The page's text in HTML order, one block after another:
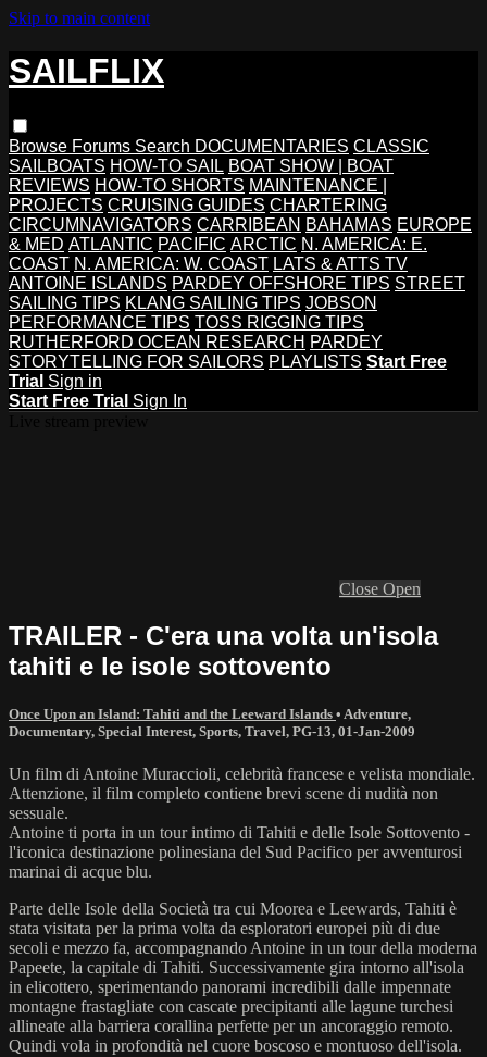
Skip to main content
SAILFLIX
Browse Forums Search DOCUMENTARIES CLASSIC
SAILBOATS HOW-TO SAIL BOAT SHOW | BOAT
REVIEWS HOW-TO SHORTS MAINTENANCE |
PROJECTS CRUISING GUIDES CHARTERING
CIRCUMNAVIGATORS CARRIBEAN BAHAMAS EUROPE
& MED ATLANTIC PACIFIC ARCTIC N. AMERICA: E.
COAST N. AMERICA: W. COAST LATS & ATTS TV
ANTOINE ISLANDS PARDEY OFFSHORE TIPS STREET
SAILING TIPS KLANG SAILING TIPS JOBSON
PERFORMANCE TIPS TOSS RIGGING TIPS
RUTHERFORD OCEAN RESEARCH PARDEY
STORYTELLING FOR SAILORS PLAYLISTS Start Free
Trial Sign in
Start Free Trial Sign In
Close Open
TRAILER - C'era una volta un'isola
tahiti e le isole sottovento
Once Upon an Island: Tahiti and the Leeward Islands • Adventure,
Documentary, Special Interest, Sports, Travel, PG-13, 01-Jan-2009
Un film di Antoine Muraccioli, celebrità francese e velista mondiale.
Attenzione, il film completo contiene brevi scene di nudità non
sessuale.
Antoine ti porta in un tour intimo di Tahiti e delle Isole Sottovento -
l'iconica destinazione polinesiana del Sud Pacifico per avventurosi
marinai di acque blu.
Parte delle Isole della Società tra cui Moorea e Leewards, Tahiti è
stata visitata per la prima volta da esploratori europei più di due
secoli e mezzo fa, accompagnando Antoine in un tour della moderna
Papeete, la capitale di Tahiti. Successivamente gira intorno all'isola
in elicottero, sperimentando panorami incredibili dalle impennate
montagne frastagliate con cascate precipitanti alle lagune turchesi
allineate alla barriera corallina perfette per un ancoraggio remoto.
Quindi vola in profondità nel cuore boscoso e montuoso dell'isola.